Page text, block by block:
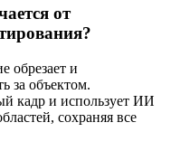
от
обрезает и
за объектом.
кадр и использует ИИ
сохраняя все